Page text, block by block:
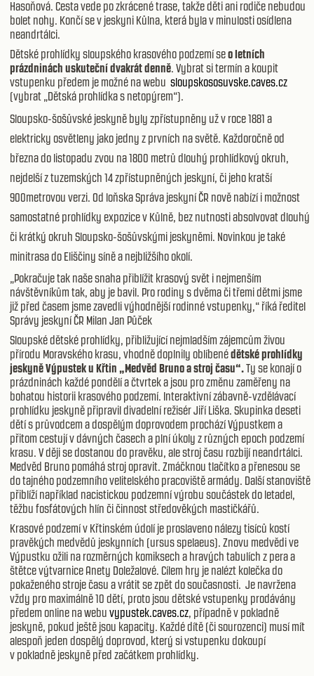
Hasoňová. Cesta vede po zkrácené trase, takže děti ani rodiče nebudou
bolet nohy. Končí se v jeskyni Kůlna, která byla v minulosti osídlena
neandrtálci.
Dětské prohlídky sloupského krasového podzemí seo letních
prázdninách uskuteční dvakrát denně. Vybrat si termín a koupit
vstupenku předem je možné na webu sloupskososuvske.caves.cz
(vybrat „Dětská prohlídka s netopýrem“).
Sloupsko-šošůvské jeskyně byly zpřístupněny už v roce 1881 a
elektricky osvětleny jako jedny z prvních na světě. Každoročně od
března do listopadu zvou na 1800 metrů dlouhý prohlídkový okruh,
nejdelší z tuzemských 14 zpřístupněných jeskyní, či jeho kratší
900metrovou verzi. Od loňska Správa jeskyní ČR nově nabízí i možnost
samostatné prohlídky expozice v Kůlně, bez nutnosti absolvovat dlouhý
či krátký okruh Sloupsko-šošůvskými jeskyněmi. Novinkou je také
minitrasa do Eliščiny síně a nejbližšího okolí.
„Pokračuje tak naše snaha přiblížit krasový svět i nejmenším
návštěvníkům tak, aby je bavil. Pro rodiny s dvěma či třemi dětmi jsme
již před časem jsme zavedli výhodnější rodinné vstupenky,“ říká ředitel
Správy jeskyní ČR Milan Jan Půček
Sloupské dětské prohlídky, přibližující nejmladším zájemcům živou
přírodu Moravského krasu, vhodně doplnily oblíbenédětské prohlídky
jeskyně Výpustek u Křtin „Medvěd Bruno a stroj času“.Ty se konají o
prázdninách každé pondělí a čtvrtek a jsou pro změnu zaměřeny na
bohatou historii krasového podzemí. Interaktivní zábavně-vzdělávací
prohlídku jeskyně připravil divadelní režisér Jiří Liška. Skupinka deseti
dětí s průvodcem a dospělým doprovodem prochází Výpustkem a
přitom cestují v dávných časech a plní úkoly z různých epoch podzemí
krasu. V ději se dostanou do pravěku, ale stroj času rozbijí neandrtálci.
Medvěd Bruno pomáhá stroj opravit. Zmáčknou tlačítko a přenesou se
do tajného podzemního velitelského pracoviště armády. Další stanoviště
přiblíží například nacistickou podzemní výrobu součástek do letadel,
těžbu fosfátových hlín či činnost středověkých mastičkářů.
Krasové podzemí v Křtinském údolí je proslaveno nálezy tisíců kostí
pravěkých medvědů jeskynních (ursus spelaeus). Znovu medvědi ve
Výpustku ožili na rozměrných komiksech a hravých tabulích z pera a
štětce výtvarnice Anety Doležalové. Cílem hry je nalézt kolečka do
pokaženého stroje času a vrátit se zpět do současnosti. Je navržena
vždy pro maximálně 10 dětí, proto jsou dětské vstupenky prodávány
předem online na webu vypustek.caves.cz, případně v pokladně
jeskyně, pokud ještě jsou kapacity. Každé dítě (či sourozenci) musí mít
alespoň jeden dospělý doprovod, který si vstupenku dokoupí
v pokladně jeskyně před začátkem prohlídky.